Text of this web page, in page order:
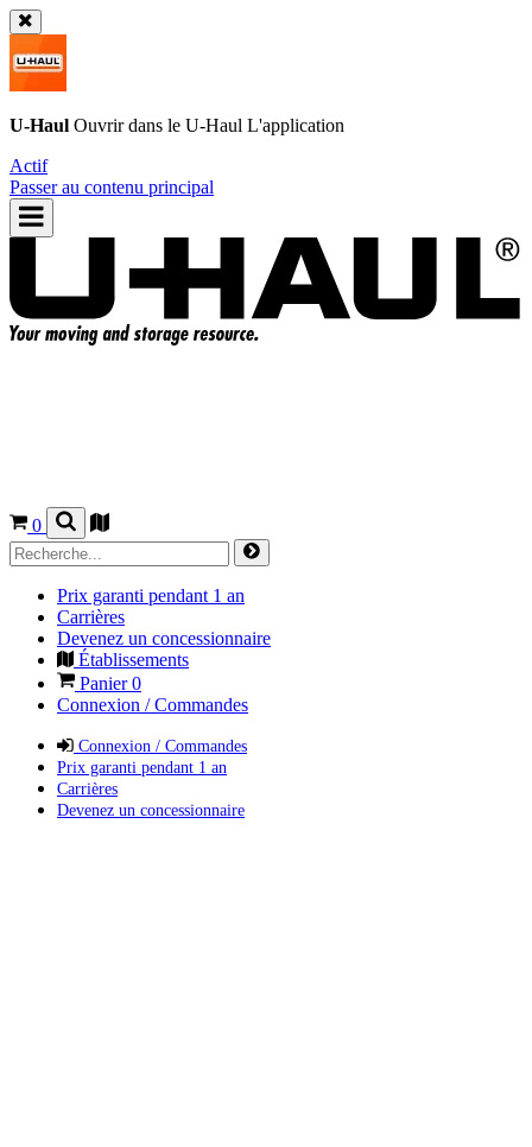
U-Haul Ouvrir dans le U-Haul L'application
Actif
Passer au contenu principal
0
Prix garanti pendant 1 an
Carrières
Devenez un concessionnaire
Établissements
Panier0
Connexion / Commandes
Connexion / Commandes
Prix garanti pendant 1 an
Carrières
Devenez un concessionnaire